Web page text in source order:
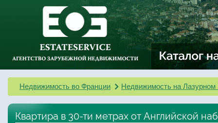
Недвижимость во Франции Недвижимость на Лазурном
Квартира в 30-ти метрах от Английской